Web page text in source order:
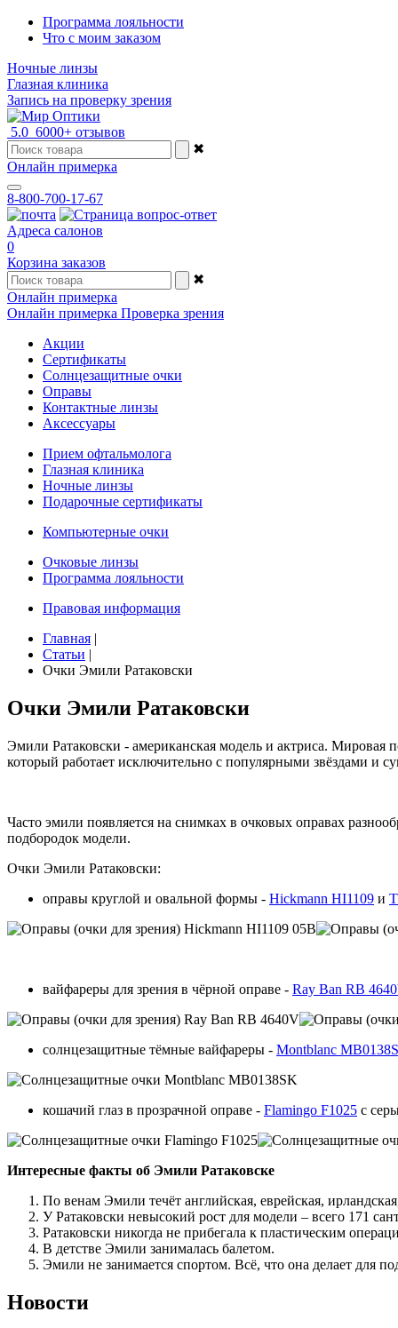
Программа лояльности
Что с моим заказом
Ночные линзы
Глазная клиника
Запись на проверку зрения
5.0 6000+ отзывов
✖
Онлайн примерка
8-800-700-17-67
Адреса салонов
0
Корзина заказов
✖
Онлайн примерка
Онлайн примерка Проверка зрения
Акции
Сертификаты
Солнцезащитные очки
Оправы
Контактные линзы
Аксессуары
Прием офтальмолога
Глазная клиника
Ночные линзы
Подарочные сертификаты
Компьютерные очки
Очковые линзы
Программа лояльности
Правовая информация
Главная |
Статьи |
Очки Эмили Ратаковски
Очки Эмили Ратаковски
Эмили Ратаковски - американская модель и актриса. Мировая
который работает исключительно с популярными звёздами и
Часто эмили появляется на снимках в очковых оправах
подбородок модели.
Очки Эмили Ратаковски:
оправы круглой и овальной формы - Hickmann HI1109 и
вайфареры для зрения в чёрной оправе - Ray Ban RB
солнцезащитные тёмные вайфареры - Montblanc
кошачий глаз в прозрачной оправе - Flamingo F1025 с
Интересные факты об Эмили Ратаковске
По венам Эмили течёт английская, еврейская,
У Ратаковски невысокий рост для модели – всего 171
Ратаковски никогда не прибегала к пластическим
В детстве Эмили занималась балетом.
Эмили не занимается спортом. Всё, что она делает для
Новости